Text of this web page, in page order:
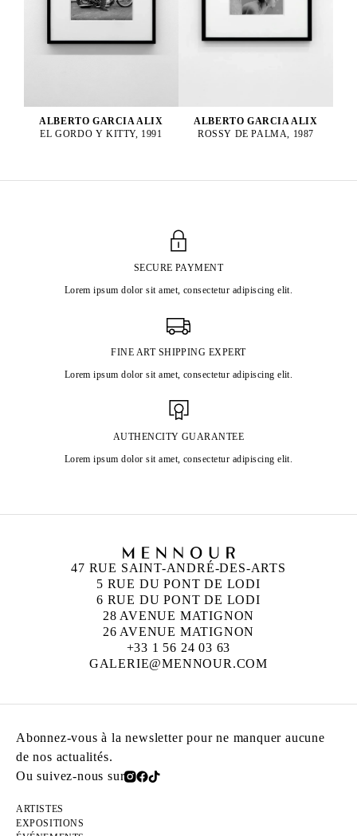
ALBERTO GARCIA ALIX
EL GORDO Y KITTY, 1991
ALBERTO GARCIA ALIX
ROSSY DE PALMA, 1987
SECURE PAYMENT
Lorem ipsum dolor sit amet, consectetur adipiscing elit.
FINE ART SHIPPING EXPERT
Lorem ipsum dolor sit amet, consectetur adipiscing elit.
AUTHENCITY GUARANTEE
Lorem ipsum dolor sit amet, consectetur adipiscing elit.
47 RUE SAINT-ANDRÉ-DES-ARTS
5 RUE DU PONT DE LODI
6 RUE DU PONT DE LODI
28 AVENUE MATIGNON
26 AVENUE MATIGNON
+33 1 56 24 03 63
GALERIE@MENNOUR.COM
Abonnez-vous à la newsletter pour ne manquer aucune
de nos actualités.
Ou suivez-nous sur
ARTISTES
EXPOSITIONS